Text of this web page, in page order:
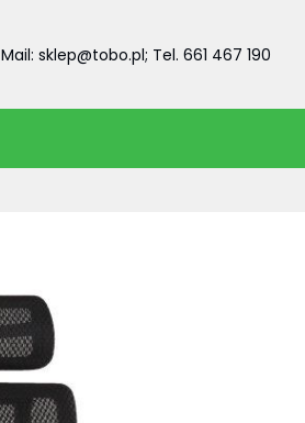
Mail: sklep@tobo.pl; Tel. 661 467 190